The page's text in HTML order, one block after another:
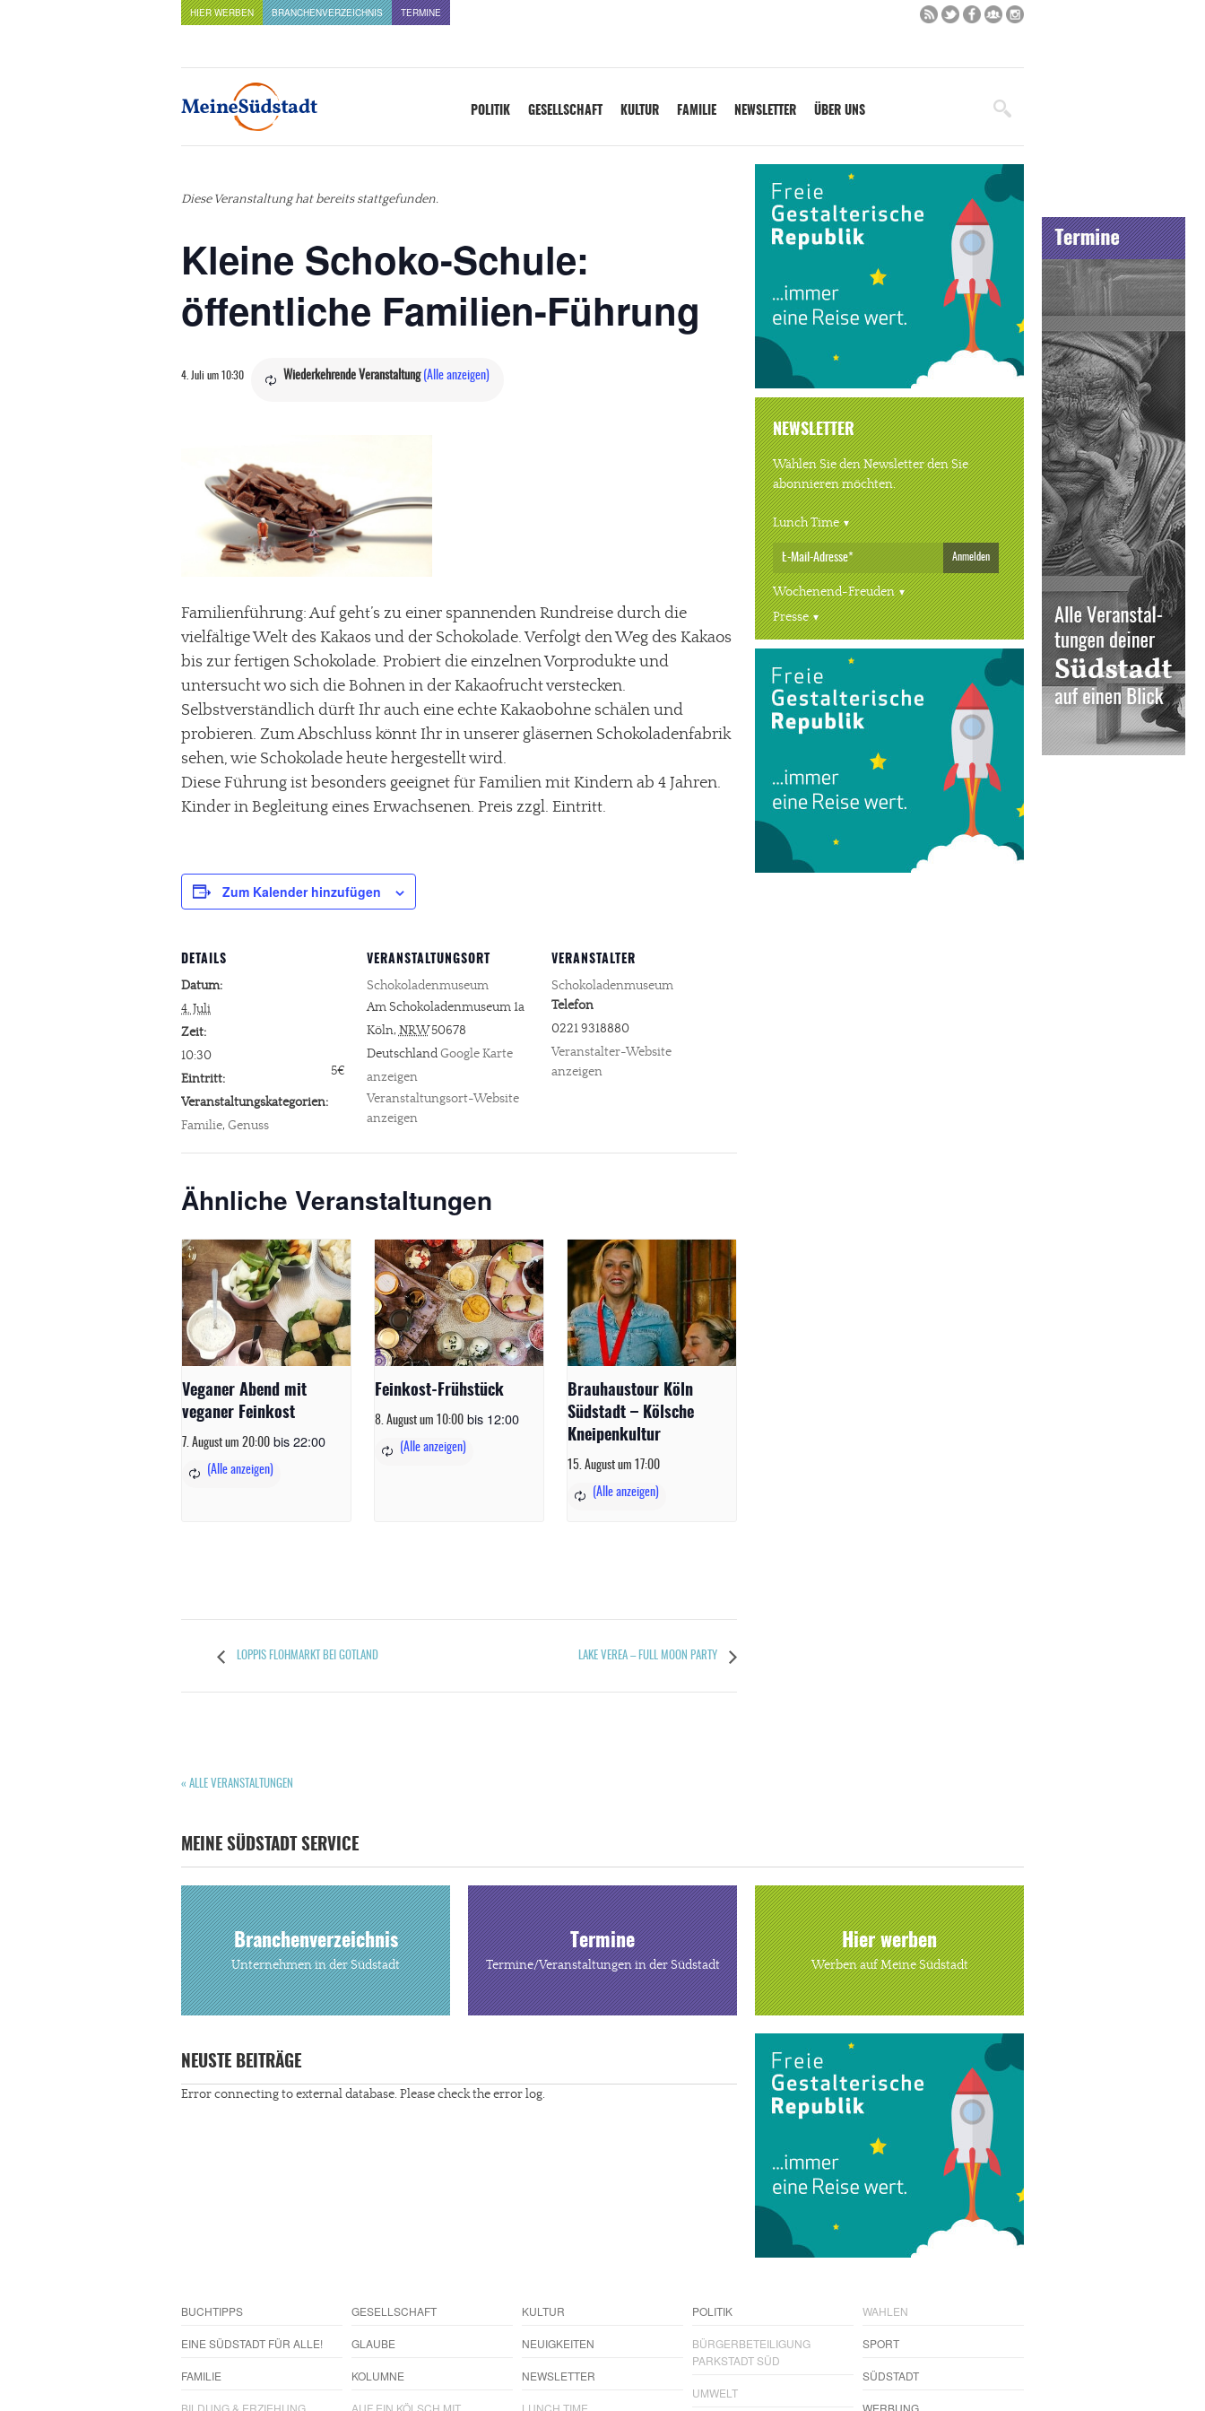
HIER WERBEN BRANCHENVERZEICHNIS TERMINE
POLITIK GESELLSCHAFT KULTUR FAMILIE NEWSLETTER ÜBER UNS
« ALLE VERANSTALTUNGEN
Diese Veranstaltung hat bereits stattgefunden.
Kleine Schoko-Schule:
öffentliche Familien-Führung
4. Juli um 10:30 Wiederkehrende Veranstaltung (Alle anzeigen)
Familienführung: Auf geht’s zu einer spannenden Rundreise durch die
vielfältige Welt des Kakaos und der Schokolade. Verfolgt den Weg des Kakaos
bis zur fertigen Schokolade. Probiert die einzelnen Vorprodukte und
untersucht wo sich die Bohnen in der Kakaofrucht verstecken.
Selbstverständlich dürft Ihr auch eine echte Kakaobohne schälen und
probieren. Zum Abschluss könnt Ihr in unserer gläsernen Schokoladenfabrik
sehen, wie Schokolade heute hergestellt wird.
Diese Führung ist besonders geeignet für Familien mit Kindern ab 4 Jahren.
Kinder in Begleitung eines Erwachsenen. Preis zzgl. Eintritt.
Zum Kalender hinzufügen
DETAILS
Datum:
4. Juli
Zeit:
10:30
Eintritt:
5€
Veranstaltungskategorien:
Familie, Genuss
VERANSTALTUNGSORT
Schokoladenmuseum
Am Schokoladenmuseum 1a
Köln, NRW 50678
Deutschland Google Karte
anzeigen
Veranstaltungsort-Website
anzeigen
VERANSTALTER
Schokoladenmuseum
Telefon
0221 9318880
Veranstalter-Website
anzeigen
Ähnliche Veranstaltungen
Veganer Abend mit
veganer Feinkost
7. August um 20:00 bis22:00
Feinkost-Frühstück
8. August um 10:00 bis 12:00
Brauhaustour Köln
Südstadt – Kölsche
Kneipenkultur
15. August um 17:00
LOPPIS FLOHMARKT BEI GOTLAND LAKE VEREA – FULL MOON PARTY
NEWSLETTER
Wählen Sie den Newsletter den Sie
abonnieren möchten.
Lunch Time
Anmelden
Wochenend-Freuden
Presse
MEINE SÜDSTADT SERVICE
Branchenverzeichnis
Unternehmen in der Südstadt
Termine
Termine/Veranstaltungen in der Südstadt
Hier werben
Werben auf Meine Südstadt
NEUSTE BEITRÄGE
Error connecting to external database. Please check the error log.
BUCHTIPPS
EINE SÜDSTADT FÜR ALLE!
FAMILIE
BILDUNG & ERZIEHUNG
GESELLSCHAFT
GLAUBE
KOLUMNE
AUF EIN KÖLSCH MIT...
KULTUR
NEUIGKEITEN
NEWSLETTER
LUNCH TIME
POLITIK
BÜRGERBETEILIGUNG
PARKSTADT SÜD
UMWELT
WAHLEN
SPORT
SÜDSTADT
WERBUNG